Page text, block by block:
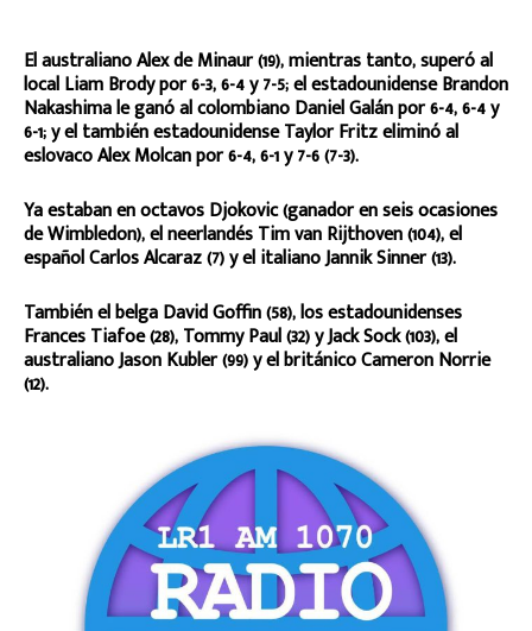
El australiano Alex de Minaur (19), mientras tanto, superó al
local Liam Brody por 6-3, 6-4 y 7-5; el estadounidense Brandon
Nakashima le ganó al colombiano Daniel Galán por 6-4, 6-4 y
6-1; y el también estadounidense Taylor Fritz eliminó al
eslovaco Alex Molcan por 6-4, 6-1 y 7-6 (7-3).
Ya estaban en octavos Djokovic (ganador en seis ocasiones
de Wimbledon), el neerlandés Tim van Rijthoven (104), el
español Carlos Alcaraz (7) y el italiano Jannik Sinner (13).
También el belga David Goffin (58), los estadounidenses
Frances Tiafoe (28), Tommy Paul (32) y Jack Sock (103), el
australiano Jason Kubler (99) y el británico Cameron Norrie
(12).